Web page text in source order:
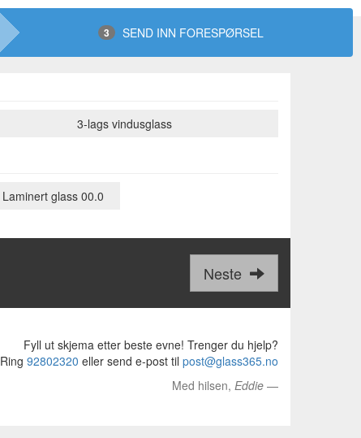
3 SEND INN FORESPØRSEL
3-lags vindusglass
Laminert glass 00.0
Neste
Fyll ut skjema etter beste evne! Trenger du hjelp?
Ring 92802320 eller send e-post til post@glass365.no
Med hilsen, Eddie